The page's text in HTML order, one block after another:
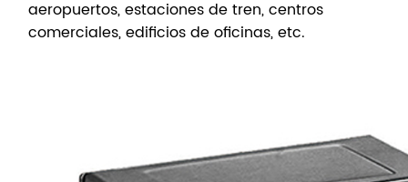
aeropuertos, estaciones de tren, centros
comerciales, edificios de oficinas, etc.